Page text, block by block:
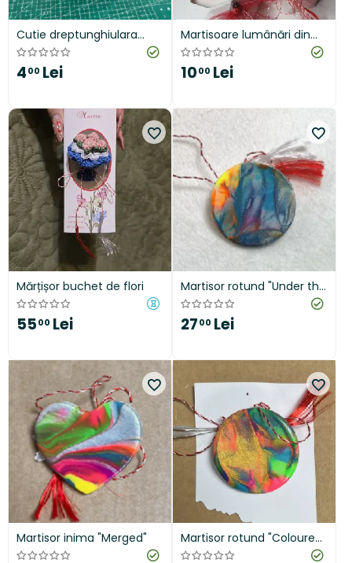
Cutie dreptunghiulara
personalizabila
400 Lei
Martisoare lumânări din
ceara naturala de soia
1000 Lei
Mărțișor buchet de flori
5500 Lei
Martisor rotund "Under the
Sea
2700 Lei
Martisor inima "Merged"
Martisor rotund "Coloured
Dreams